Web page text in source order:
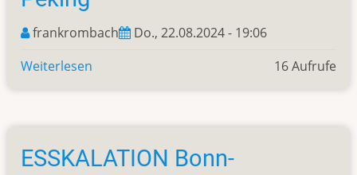
frankrombach
Do., 22.08.2024 - 19:06
Weiterlesen
16 Aufrufe
ESSKALATION Bonn-